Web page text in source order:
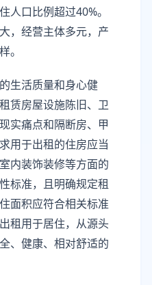
人口比例超过40%。
，经营主体多元，产
。
生活质量和身心健
赁房屋设施陈旧、卫
实痛点和隔断房、甲
用于出租的住房应当
内装饰装修等方面的
标准，且明确规定租
面积应符合相关标准
租用于居住，从源头
、健康、相对舒适的